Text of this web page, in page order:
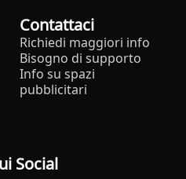
Contattaci
Richiedi maggiori info
Bisogno di supporto
Info su spazi
pubblicitari
Social